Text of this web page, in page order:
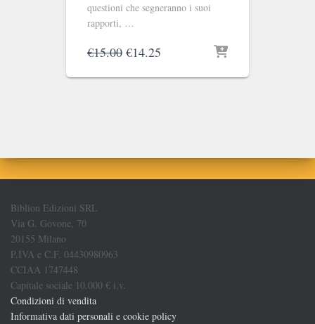
questioni che segneranno i suoi
rapporti, …
€15.00 Il
originale
€14.25
attuale
Biblion Edizioni SRL
Via G. Govone, 70
20155 Milano
P.IVA e C.F. 04430980963
CCIAA 1747448
Capitale sociale 10.000 € i.v.
Condizioni di vendita
Informativa dati personali e cookie policy